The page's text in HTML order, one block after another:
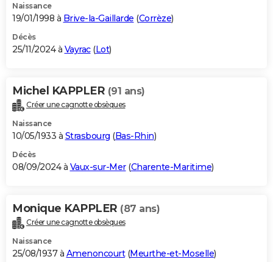
Naissance
19/01/1998 à Brive-la-Gaillarde (Corrèze)
Décès
25/11/2024 à Vayrac(Lot)
Michel KAPPLER (91 ans)
Créer une cagnotte obsèques
Naissance
10/05/1933 à Strasbourg (Bas-Rhin)
Décès
08/09/2024 à Vaux-sur-Mer(Charente-Maritime)
Monique KAPPLER (87 ans)
Créer une cagnotte obsèques
Naissance
25/08/1937 à Amenoncourt(Meurthe-et-Moselle)